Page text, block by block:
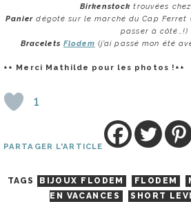
Birkenstock trouvées
Panier dégoté sur le marché du Cap Ferret
passer à côté…!)
Bracelets Flodem (j’ai passé mon été
++ Merci Mathilde pour les photos !++
1
PARTAGER L'ARTICLE
TAGS BIJOUX FLODEM FLODEM
EN VACANCES
SHORT